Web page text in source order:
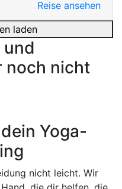
Reise ansehen
laden
und
noch nicht
Yoga-
nicht leicht. Wir